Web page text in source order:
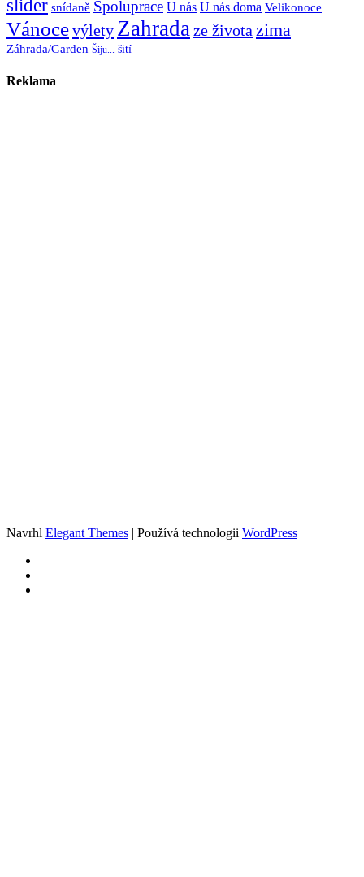
slider snídaně Spoluprace U nás U nás doma Velikonoce
Vánocevýlety Zahradaze života zima
Záhrada/Garden Šiju... šití
Reklama
Navrhl Elegant Themes | Používá technologii WordPress